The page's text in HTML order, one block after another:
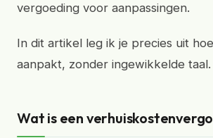
vergoeding voor aanpassingen.
In dit artikel leg ik je precies uit
aanpakt, zonder ingewikkelde taal.
Wat is een